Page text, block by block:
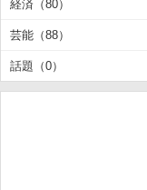
経済（80）
芸能（88）
話題（0）